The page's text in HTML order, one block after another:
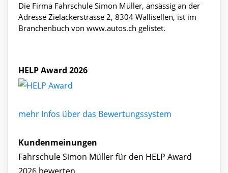
Die Firma Fahrschule Simon Müller, ansässig an der
Adresse Zielackerstrasse 2, 8304 Wallisellen, ist im
Branchenbuch von www.autos.ch gelistet.
HELP Award 2026
mehr Infos über das Bewertungssystem
Kundenmeinungen
Fahrschule Simon Müller für den HELP Award